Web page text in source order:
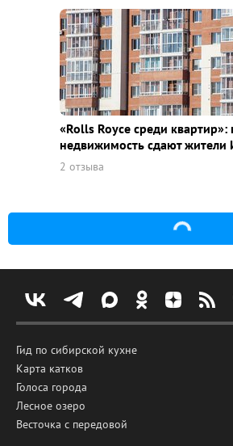
«Rolls Royce среди квaртир»:
недвижимость сдают жители
2 отзыва
Гид по сибирской кухне
Карта катков
Голоса города
Лесное озеро
Весточка с передовой